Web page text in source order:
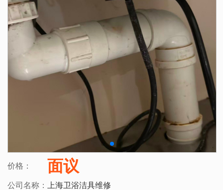
价格： 面议
公司名称： 上海卫浴洁具维修